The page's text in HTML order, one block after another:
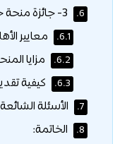
6.
6.1. معايير
6.2. مزايا
6.3. كيفية
7. الأسئلة
8. الخاتمة: